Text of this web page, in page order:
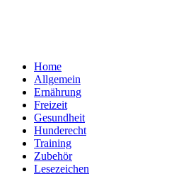
Home
Allgemein
Ernährung
Freizeit
Gesundheit
Hunderecht
Training
Zubehör
Lesezeichen